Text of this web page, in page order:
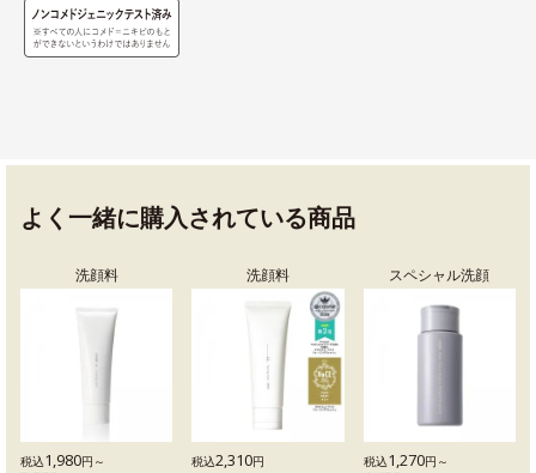
よく一緒に購入されている商品
洗顔料
税込1,980円～
洗顔料
税込2,310円
スペシャル洗顔
税込1,270円～